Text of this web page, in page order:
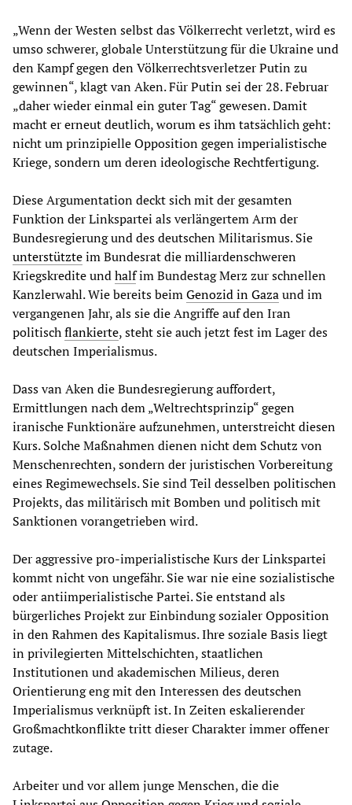
„Wenn der Westen selbst das Völkerrecht verletzt, wird es
umso schwerer, globale Unterstützung für die Ukraine und
den Kampf gegen den Völkerrechtsverletzer Putin zu
gewinnen“, klagt van Aken. Für Putin sei der 28. Februar
„daher wieder einmal ein guter Tag“ gewesen. Damit
macht er erneut deutlich, worum es ihm tatsächlich geht:
nicht um prinzipielle Opposition gegen imperialistische
Kriege, sondern um deren ideologische Rechtfertigung.
Diese Argumentation deckt sich mit der gesamten
Funktion der Linkspartei als verlängertem Arm der
Bundesregierung und des deutschen Militarismus. Sie
unterstützteim Bundesrat die milliardenschweren
Kriegskredite undhalfim Bundestag Merz zur schnellen
Kanzlerwahl. Wie bereits beimGenozid in Gazaund im
vergangenen Jahr, als sie die Angriffe auf den Iran
politischflankierte, steht sie auch jetzt fest im Lager des
deutschen Imperialismus.
Dass van Aken die Bundesregierung auffordert,
Ermittlungen nach dem „Weltrechtsprinzip“ gegen
iranische Funktionäre aufzunehmen, unterstreicht diesen
Kurs. Solche Maßnahmen dienen nicht dem Schutz von
Menschenrechten, sondern der juristischen Vorbereitung
eines Regimewechsels. Sie sind Teil desselben politischen
Projekts, das militärisch mit Bomben und politisch mit
Sanktionen vorangetrieben wird.
Der aggressive pro-imperialistische Kurs der Linkspartei
kommt nicht von ungefähr. Sie war nie eine sozialistische
oder antiimperialistische Partei. Sie entstand als
bürgerliches Projekt zur Einbindung sozialer Opposition
in den Rahmen des Kapitalismus. Ihre soziale Basis liegt
in privilegierten Mittelschichten, staatlichen
Institutionen und akademischen Milieus, deren
Orientierung eng mit den Interessen des deutschen
Imperialismus verknüpft ist. In Zeiten eskalierender
Großmachtkonflikte tritt dieser Charakter immer offener
zutage.
Arbeiter und vor allem junge Menschen, die die